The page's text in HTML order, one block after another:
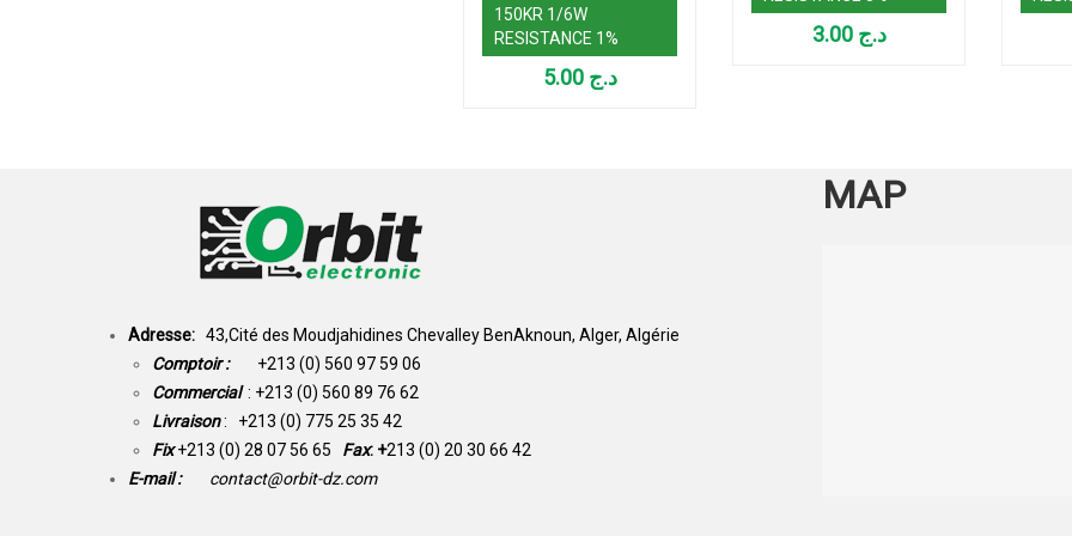
150KR 1/6W
RESISTANCE 1%
د.ج 5.00
د.ج 3.00
Adresse: 43,Cité des Moudjahidines Chevalley BenAknoun, Alger, Algérie
Comptoir : +213 (0) 560 97 59 06
Commercial : +213 (0) 560 89 76 62
Livraison: +213 (0) 775 25 35 42
Fix +213 (0) 28 07 56 65 Fax: +213 (0) 20 30 66 42
E-mail :
contact@orbit-dz.com
MAP